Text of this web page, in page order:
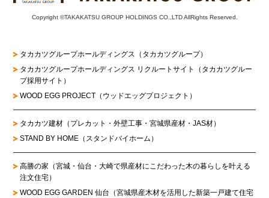
Copyright ©TAKAKATSU GROUP HOLDINGS CO.,LTD AllRights Reserved.
タカカツグループホールディングス（タカカツグループ）
タカカツグループホールディングス リクルートサイト
（タカカツグルー
プ採用サイト）
WOOD EGG PROJECT（ウッドエッグプロジェクト）
タカカツ建材（プレカット・外壁工事・宮城県産材・JAS材）
STAND BY HOME（スタンドバイホーム）
高勝の家 （宮城・仙台・大崎で県産材にこだわった木の暮らしを叶える
注文住宅）
WOOD EGG GARDEN 仙台（宮城県産木材を活用した新築一戸建て住宅